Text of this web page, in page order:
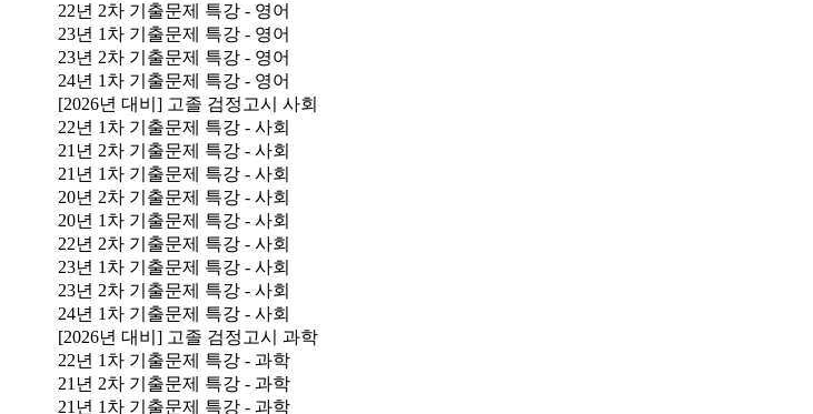
22년 2차 기출문제 특강 - 영어
23년 1차 기출문제 특강 - 영어
23년 2차 기출문제 특강 - 영어
24년 1차 기출문제 특강 - 영어
[2026년 대비] 고졸 검정고시 사회
22년 1차 기출문제 특강 - 사회
21년 2차 기출문제 특강 - 사회
21년 1차 기출문제 특강 - 사회
20년 2차 기출문제 특강 - 사회
20년 1차 기출문제 특강 - 사회
22년 2차 기출문제 특강 - 사회
23년 1차 기출문제 특강 - 사회
23년 2차 기출문제 특강 - 사회
24년 1차 기출문제 특강 - 사회
[2026년 대비] 고졸 검정고시 과학
22년 1차 기출문제 특강 - 과학
21년 2차 기출문제 특강 - 과학
21년 1차 기출문제 특강 - 과학